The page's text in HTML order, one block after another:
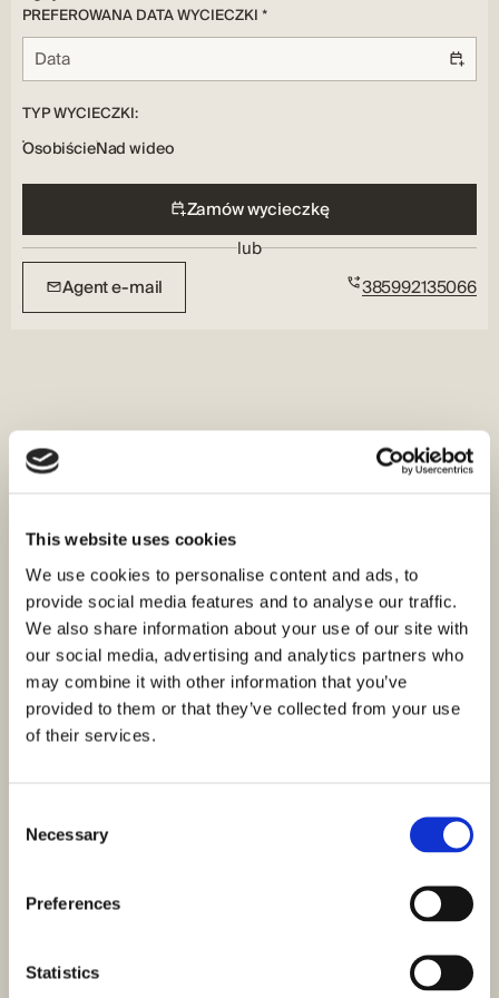
This website uses cookies
We use cookies to personalise content and ads, to
provide social media features and to analyse our traffic.
We also share information about your use of our site with
our social media, advertising and analytics partners who
may combine it with other information that you’ve
provided to them or that they’ve collected from your use
of their services.
Selection
Necessary
Preferences
Statistics
Tak
PREFEROWANA DATA WYCIECZKI *
TYP WYCIECZKI:
OsobiścieNad wideo
Zamów wycieczkę
lub
Agent e-mail
385992135066